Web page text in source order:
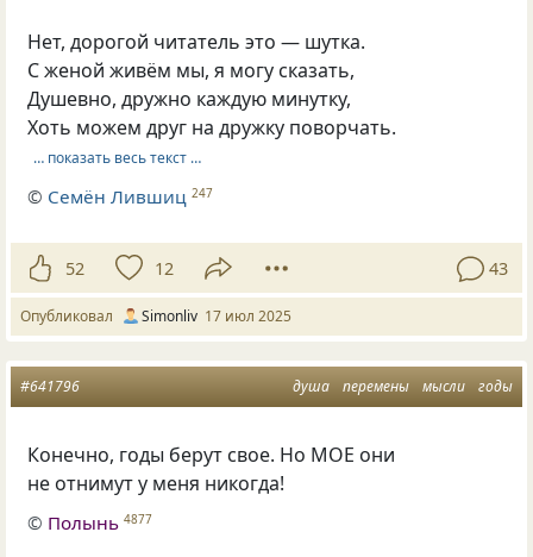
Нет, дорогой читатель это — шутка.
С женой живём мы, я могу сказать,
Душевно, дружно каждую минутку,
Хоть можем друг на дружку поворчать.
… показать весь текст …
© Семён Лившиц 247
52 12 43
Опубликовал Simonliv 17 июл 2025
душа перемены мысли годы
#641796
Конечно, годы берут свое. Но МОЕ они
не отнимут у меня никогда!
© Полынь 4877